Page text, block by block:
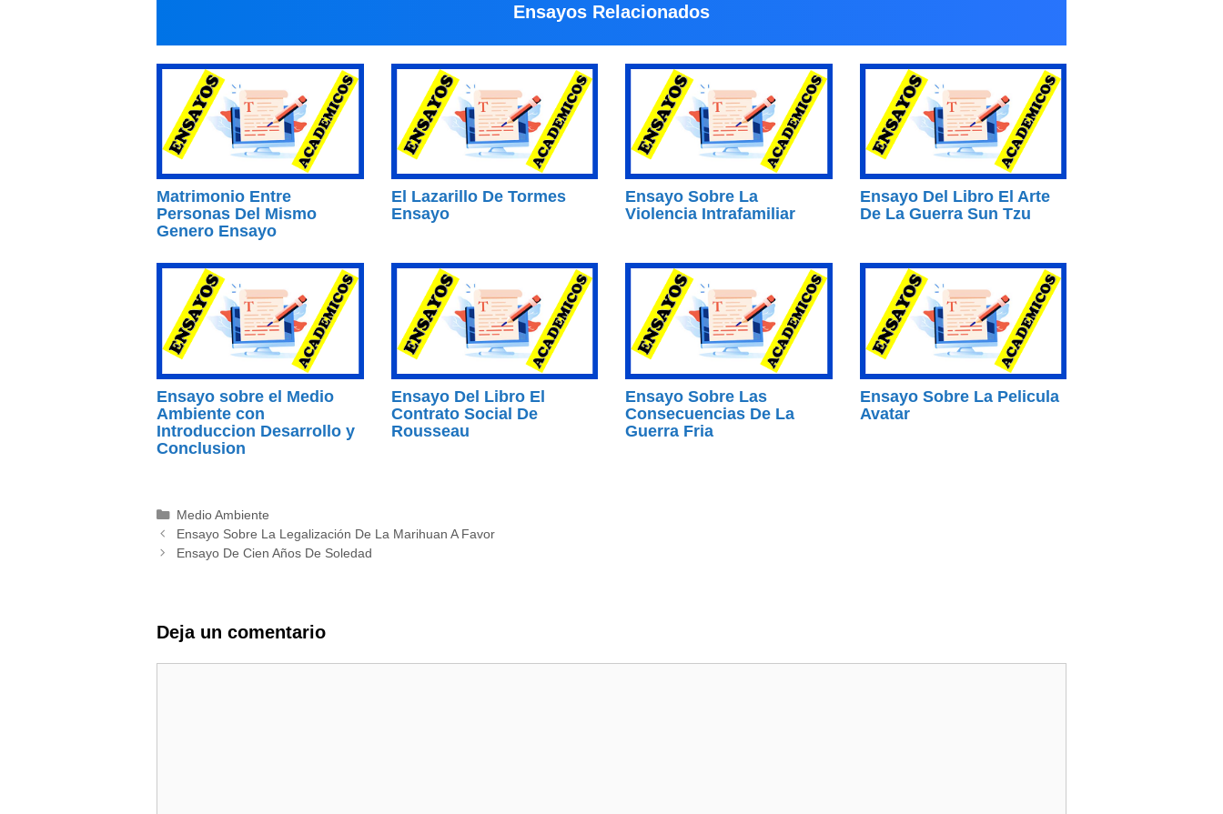
Ensayos Relacionados
Matrimonio Entre
Personas Del Mismo
Genero Ensayo
El Lazarillo De Tormes
Ensayo
Ensayo Sobre La
Violencia Intrafamiliar
Ensayo Del Libro El Arte
De La Guerra Sun Tzu
Ensayo sobre el Medio
Ambiente con
Introduccion Desarrollo y
Conclusion
Ensayo Del Libro El
Contrato Social De
Rousseau
Ensayo Sobre Las
Consecuencias De La
Guerra Fria
Ensayo Sobre La Pelicula
Avatar
Categorías
Medio Ambiente
Ensayo Sobre La Legalización De La Marihuan A Favor
Ensayo De Cien Años De Soledad
Deja un comentario